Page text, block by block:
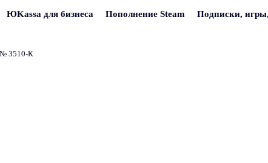
ЮKassa для бизнеса Пополнение Steam Подписки,
№ 3510‑К